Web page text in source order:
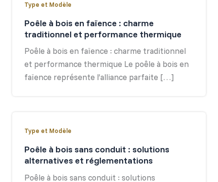
Type et Modèle
Poêle à bois en faïence : charme
traditionnel et performance thermique
Poêle à bois en faïence : charme traditionnel
et performance thermique Le poêle à bois en
faïence représente l’alliance parfaite […]
Type et Modèle
Poêle à bois sans conduit : solutions
alternatives et réglementations
Poêle à bois sans conduit : solutions